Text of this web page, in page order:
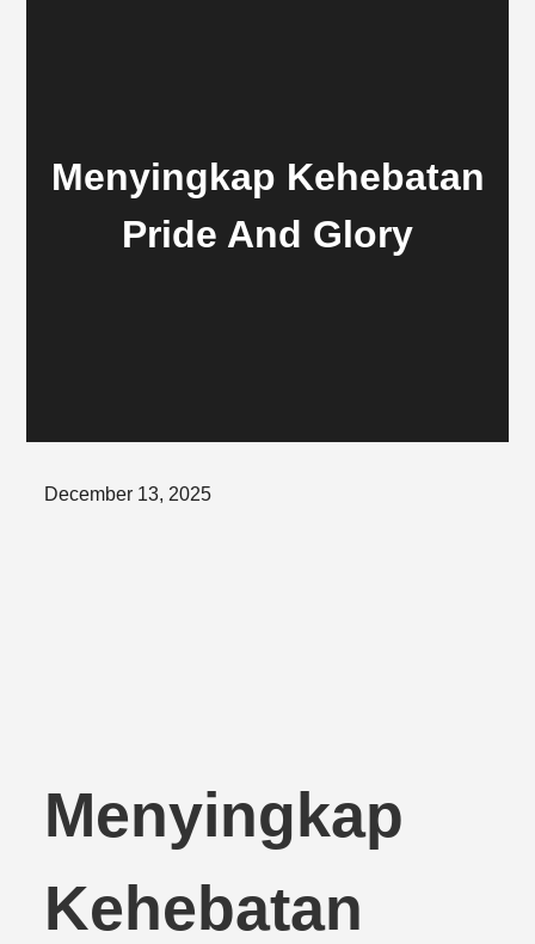
Menyingkap Kehebatan
Pride And Glory
Posted
December 13, 2025
Menyingkap
Kehebatan